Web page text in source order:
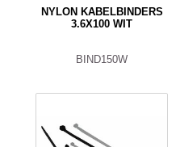
NYLON KABELBINDERS
3.6X100 WIT
BIND150W